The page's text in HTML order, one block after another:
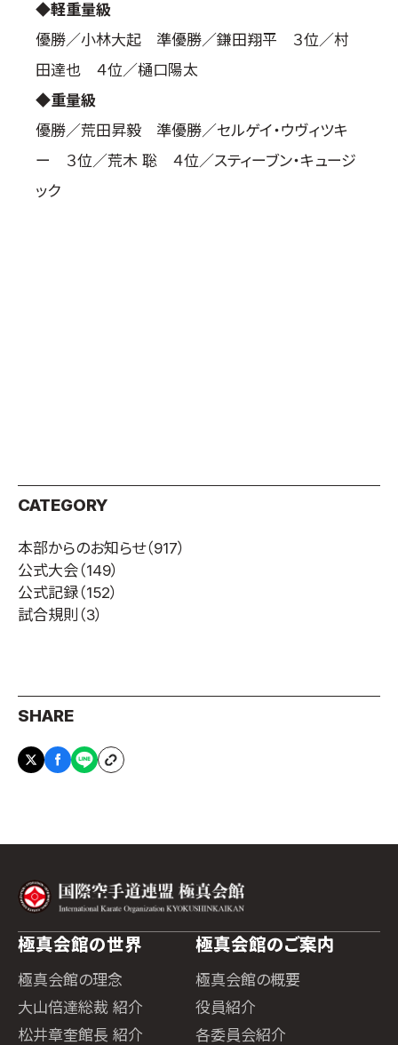
青少年部・保護者の方へ
一般の部・壮年部の方
◆軽重量級
優勝／小林大起 準優勝／鎌田翔平 ３位／村
田達也 ４位／樋口陽太
◆重量級
優勝／荒田昇毅 準優勝／セルゲイ・ウヴィツキ
ー ３位／荒木 聡 ４位／スティーブン・キュージ
ック
CATEGORY
本部からのお知らせ（917）
公式大会（149）
公式記録（152）
試合規則 （3）
SHARE
極真会館の世界
極真会館の理念
大山倍達総裁 紹介
松井章奎館長 紹介
極真会館のご案内
極真会館の概要
役員紹介
各委員会紹介